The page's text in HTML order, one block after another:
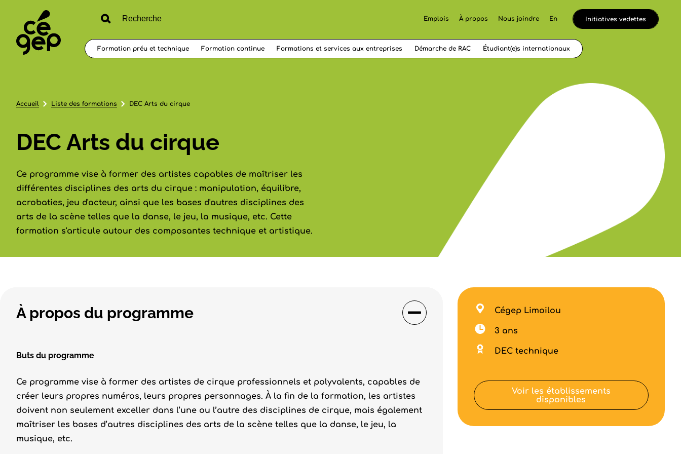
Emplois À propos Nous joindre En Initiatives vedettes
Formation préu et technique Formation continue Formations et services aux entreprises Démarche de RAC Étudiant(e)s internationaux
Accueil Liste des formations DEC Arts du cirque
DEC Arts du cirque
Ce programme vise à former des artistes capables de maîtriser les
différentes disciplines des arts du cirque : manipulation, équilibre,
acrobaties, jeu d'acteur, ainsi que les bases d'autres disciplines des
arts de la scène telles que la danse, le jeu, la musique, etc. Cette
formation s'articule autour des composantes technique et artistique.
À propos du programme
Buts du programme
Ce programme vise à former des artistes de cirque professionnels et polyvalents, capables de
créer leurs propres numéros, leurs propres personnages. À la fin de la formation, les artistes
doivent non seulement exceller dans l’une ou l’autre des disciplines de cirque, mais également
maîtriser les bases d’autres disciplines des arts de la scène telles que la danse, le jeu, la
musique, etc.
Cégep Limoilou
3 ans
DEC technique
Voir les établissements
disponibles